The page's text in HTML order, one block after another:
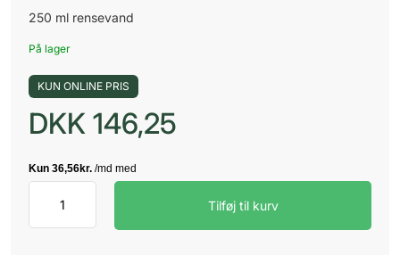
250 ml rensevand
På lager
KUN ONLINE PRIS
DKK 146,25
Facial
Tilføj til kurv